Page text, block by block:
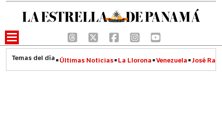
Últimas Noticias La Llorona Venezuela José